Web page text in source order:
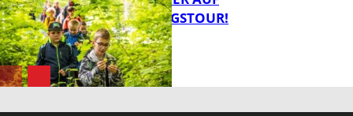
FB News
ENTDECKUNGSTOUR!